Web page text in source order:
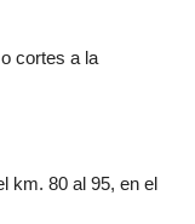
cortes a la
km. 80 al 95, en el